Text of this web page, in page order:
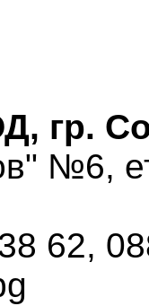
гр.
№6,
62,